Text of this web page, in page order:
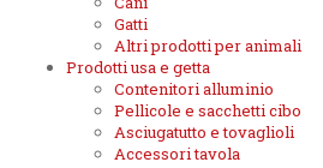
Gatti
Altri prodotti per animali
Prodotti usa e getta
Contenitori alluminio
Pellicole e sacchetti cibo
Asciugatutto e tovaglioli
Accessori tavola